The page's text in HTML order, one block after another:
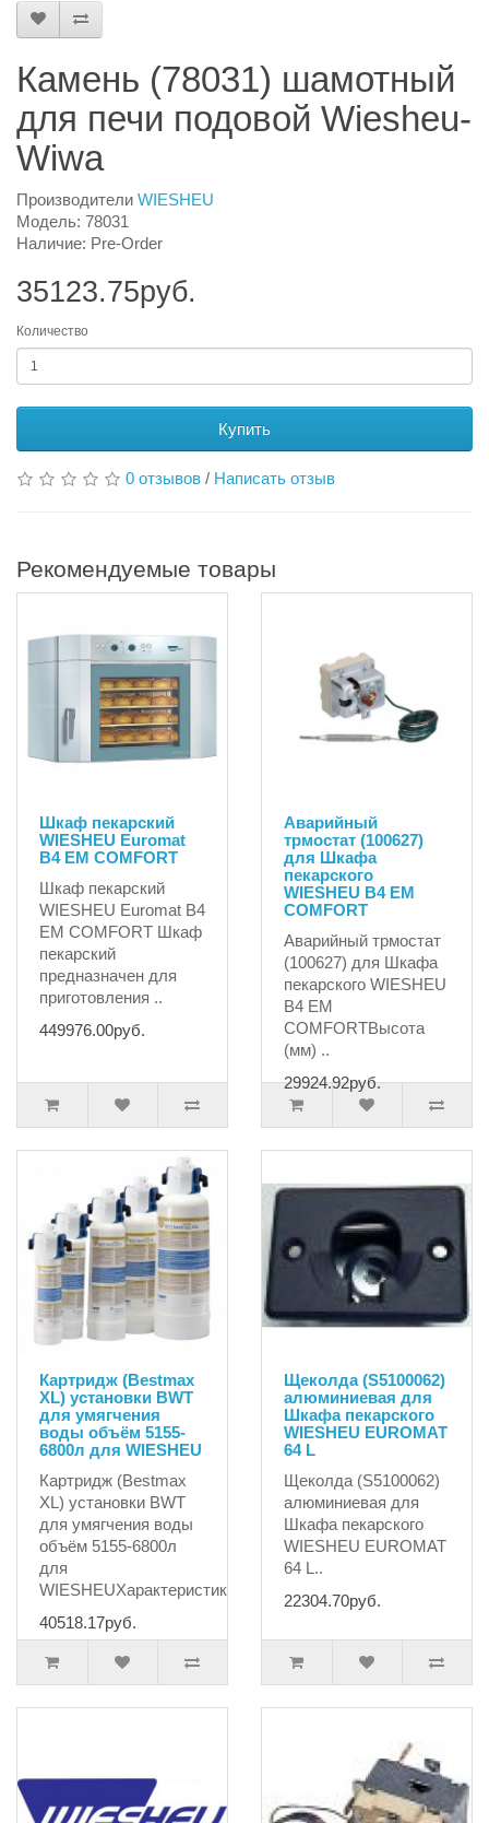
Камень (78031) шамотный
для печи подовой Wiesheu-
Wiwa
Производители WIESHEU
Модель: 78031
Наличие: Pre-Order
35123.75руб.
Количество
Купить
0 отзывов / Написать отзыв
Рекомендуемые товары
Шкаф пекарский
WIESHEU Euromat
B4 EM COMFORT
Шкаф пекарский
WIESHEU Euromat B4
EM COMFORT Шкаф
пекарский
предназначен для
приготовления ..
449976.00руб.
Аварийный
трмостат (100627)
для Шкафа
пекарского
WIESHEU B4 EM
COMFORT
Аварийный трмостат
(100627) для Шкафа
пекарского WIESHEU
B4 EM
COMFORTВысота
(мм) ..
29924.92руб.
Картридж (Bestmax
XL) установки BWT
для умягчения
воды объём 5155-
6800л для WIESHEU
Картридж (Bestmax
XL) установки BWT
для умягчения воды
объём 5155-6800л
для
WIESHEUХарактеристики:ти..
40518.17руб.
Щеколда (S5100062)
алюминиевая для
Шкафа пекарского
WIESHEU EUROMAT
64 L
Щеколда (S5100062)
алюминиевая для
Шкафа пекарского
WIESHEU EUROMAT
64 L..
22304.70руб.